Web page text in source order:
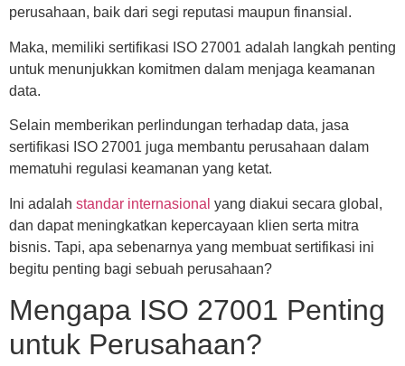
perusahaan, baik dari segi reputasi maupun finansial.
Maka, memiliki sertifikasi ISO 27001 adalah langkah penting
untuk menunjukkan komitmen dalam menjaga keamanan
data.
Selain memberikan perlindungan terhadap data, jasa
sertifikasi ISO 27001 juga membantu perusahaan dalam
mematuhi regulasi keamanan yang ketat.
Ini adalah standar internasional yang diakui secara global,
dan dapat meningkatkan kepercayaan klien serta mitra
bisnis. Tapi, apa sebenarnya yang membuat sertifikasi ini
begitu penting bagi sebuah perusahaan?
Mengapa ISO 27001 Penting
untuk Perusahaan?